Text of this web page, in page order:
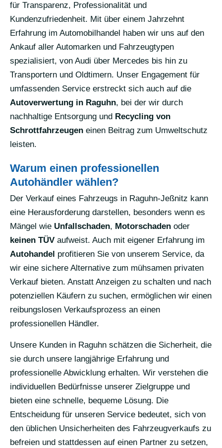
für Transparenz, Professionalität und
Kundenzufriedenheit. Mit über einem Jahrzehnt
Erfahrung im Automobilhandel haben wir uns auf den
Ankauf aller Automarken und Fahrzeugtypen
spezialisiert, von Audi über Mercedes bis hin zu
Transportern und Oldtimern. Unser Engagement für
umfassenden Service erstreckt sich auch auf die
Autoverwertung in Raguhn, bei der wir durch
nachhaltige Entsorgung und Recycling von
Schrottfahrzeugen einen Beitrag zum Umweltschutz
leisten.
Warum einen professionellen
Autohändler wählen?
Der Verkauf eines Fahrzeugs in Raguhn-Jeßnitz kann
eine Herausforderung darstellen, besonders wenn es
Mängel wie Unfallschaden, Motorschaden oder
keinen TÜV aufweist. Auch mit eigener Erfahrung im
Autohandel profitieren Sie von unserem Service, da
wir eine sichere Alternative zum mühsamen privaten
Verkauf bieten. Anstatt Anzeigen zu schalten und nach
potenziellen Käufern zu suchen, ermöglichen wir einen
reibungslosen Verkaufsprozess an einen
professionellen Händler.
Unsere Kunden in Raguhn schätzen die Sicherheit, die
sie durch unsere langjährige Erfahrung und
professionelle Abwicklung erhalten. Wir verstehen die
individuellen Bedürfnisse unserer Zielgruppe und
bieten eine schnelle, bequeme Lösung. Die
Entscheidung für unseren Service bedeutet, sich von
den üblichen Unsicherheiten des Fahrzeugverkaufs zu
befreien und stattdessen auf einen Partner zu setzen,